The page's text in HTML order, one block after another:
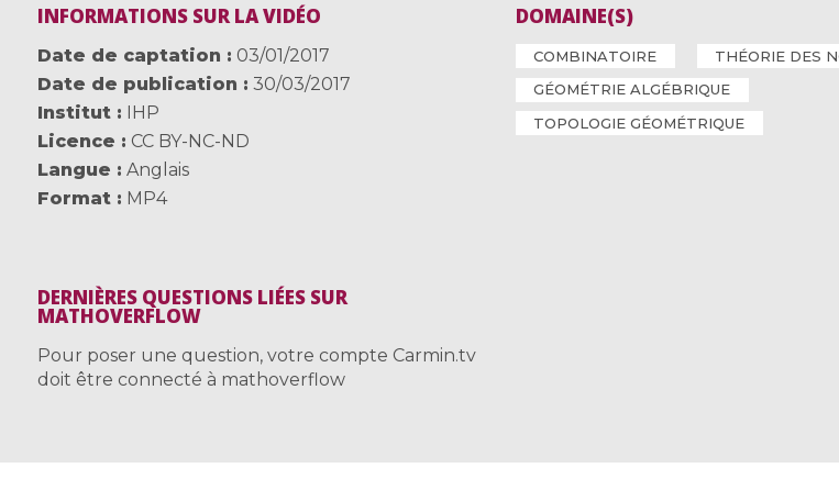
INFORMATIONS SUR LA VIDÉO
Date de captation
03/01/2017
Date de publication
30/03/2017
Institut
IHP
Licence
CC BY-NC-ND
Langue
Anglais
Format
MP4
DOMAINE(S)
COMBINATOIRE
THÉORIE DES
GÉOMÉTRIE ALGÉBRIQUE
TOPOLOGIE GÉOMÉTRIQUE
DERNIÈRES QUESTIONS LIÉES SUR
MATHOVERFLOW
Pour poser une question, votre compte Carmin.tv
doit être connecté à mathoverflow